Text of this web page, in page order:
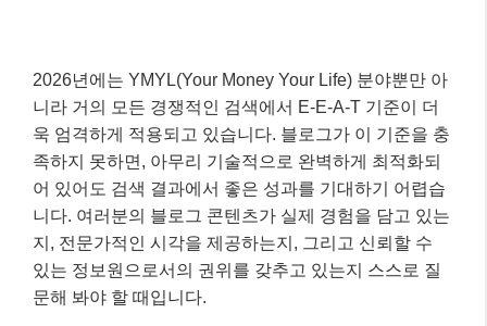
2026년에는 YMYL(Your Money Your Life) 분야뿐만 아
니라 거의 모든 경쟁적인 검색에서 E-E-A-T 기준이 더
욱 엄격하게 적용되고 있습니다. 블로그가 이 기준을 충
족하지 못하면, 아무리 기술적으로 완벽하게 최적화되
어 있어도 검색 결과에서 좋은 성과를 기대하기 어렵습
니다. 여러분의 블로그 콘텐츠가 실제 경험을 담고 있는
지, 전문가적인 시각을 제공하는지, 그리고 신뢰할 수
있는 정보원으로서의 권위를 갖추고 있는지 스스로 질
문해 봐야 할 때입니다.